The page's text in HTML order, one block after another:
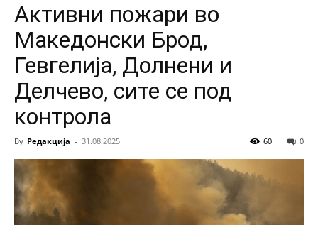
Активни пожари во
Македонски Брод,
Гевгелија, Долнени и
Делчево, сите се под
контрола
By Редакција - 31.08.2025 0
60